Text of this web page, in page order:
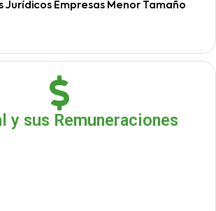
Empresas Menor Tamaño
y sus Remuneraciones